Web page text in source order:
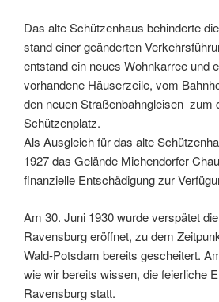
Das alte Schützenhaus behinderte
stand einer geänderten
entstand ein neues Wohnkarree und
vorhandene Häuserzeile, vom
den neuen Straßenbahngleisen zum
Schützenplatz.
Als Ausgleich für das alte
1927 das Gelände Michendorfer
finanzielle Entschädigung zur
Am 30. Juni 1930 wurde verspätet
Ravensburg eröffnet, zu dem
Wald-Potsdam bereits gescheitert.
wie wir bereits wissen, die feierliche
Ravensburg statt.